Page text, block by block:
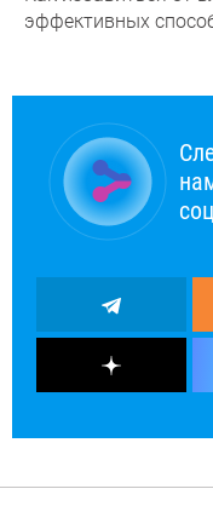
эффективных